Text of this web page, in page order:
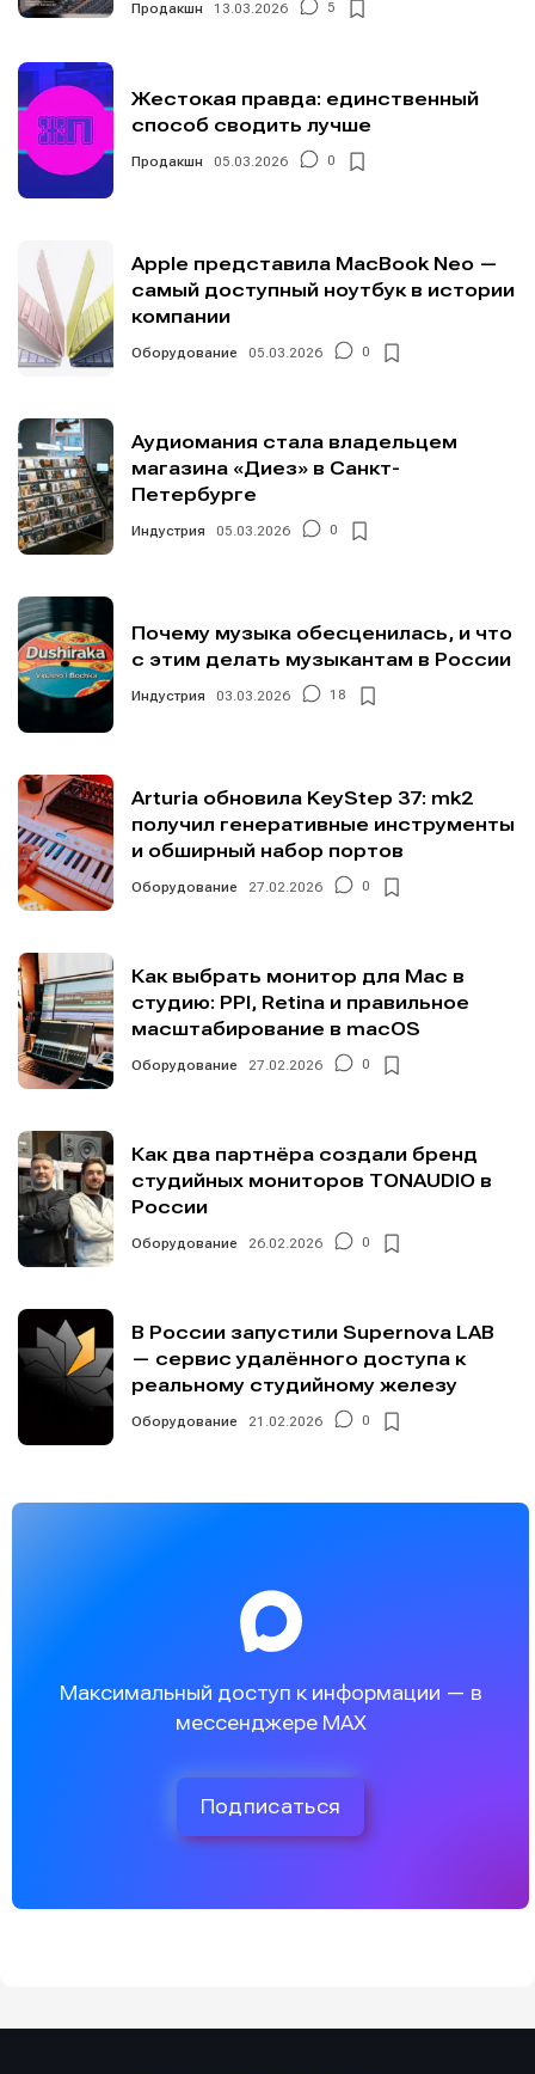
Информация
О проекте Реклама
Редакционная политика (в разработке)
Предложение новостей
Информация
О проекте Реклама
Редакционная политика (в разработке)
Предложение новостей
Продакшн 13.03.2026 5
Жестокая правда: единственный
способ сводить лучше
Продакшн 05.03.2026 0
Apple представила MacBook Neo —
самый доступный ноутбук в истории
компании
Оборудование 05.03.2026 0
Аудиомания стала владельцем
магазина «Диез» в Санкт-
Петербурге
Индустрия 05.03.2026 0
Почему музыка обесценилась, и что
с этим делать музыкантам в России
Индустрия 03.03.2026 18
Arturia обновила KeyStep 37: mk2
получил генеративные инструменты
и обширный набор портов
Оборудование 27.02.2026 0
Как выбрать монитор для Mac в
студию: PPI, Retina и правильное
масштабирование в macOS
Оборудование 27.02.2026 0
Как два партнёра создали бренд
студийных мониторов TONAUDIO в
России
Оборудование 26.02.2026 0
В России запустили Supernova LAB
— сервис удалённого доступа к
реальному студийному железу
Оборудование 21.02.2026 0
Максимальный доступ к информации — в
мессенджере MAX
Подписаться